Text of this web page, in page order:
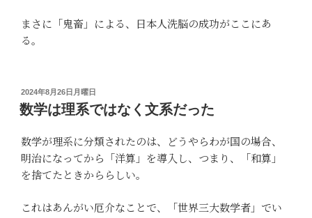
まさに「鬼畜」による、日本人洗脳の成功がここにあ
る。
投
稿
日:
2024年8月26日月曜日
数学は理系ではなく文系だった
数学が理系に分類されたのは、どうやらわが国の場合、
明治になってから「洋算」を導入し、つまり、「和算」
を捨てたときかららしい。
これはあんがい厄介なことで、「世界三大数学者」でい